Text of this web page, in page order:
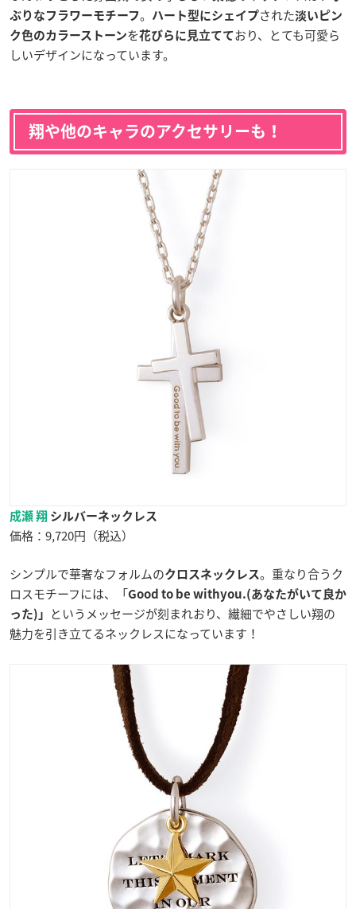
ぶりなフラワーモチーフ。 ハート型にシェイプされた淡いピン
ク色のカラーストーンを花びらに見立てており、とても可愛ら
しいデザインになっています。
翔や他のキャラのアクセサリーも！
成瀬 翔 シルバーネックレス
価格：9,720円（税込）
シンプルで華奢なフォルムのクロスネックレス。重なり合うク
ロスモチーフには、「Good to be withyou.(あなたがいて良か
った)」
というメッセージが刻まれおり、繊細でやさしい翔の
魅力を引き立てるネックレスになっています！